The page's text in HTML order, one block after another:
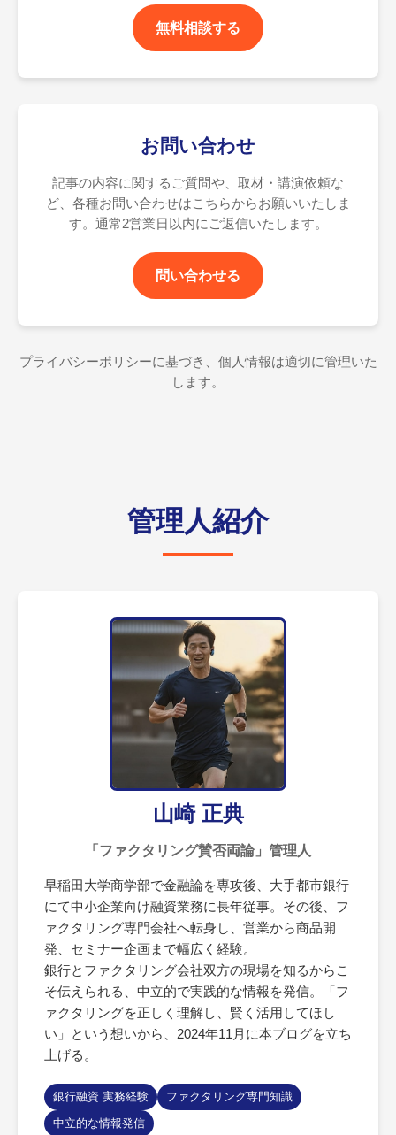
無料相談する
お問い合わせ
記事の内容に関するご質問や、取材・講演依頼な
ど、各種お問い合わせはこちらからお願いいたしま
す。通常2営業日以内にご返信いたします。
問い合わせる
プライバシーポリシーに基づき、個人情報は適切に管理いた
します。
管理人紹介
山崎 正典
「ファクタリング賛否両論」管理人
早稲田大学商学部で金融論を専攻後、大手都市銀行
にて中小企業向け融資業務に長年従事。その後、フ
ァクタリング専門会社へ転身し、営業から商品開
発、セミナー企画まで幅広く経験。
銀行とファクタリング会社双方の現場を知るからこ
そ伝えられる、中立的で実践的な情報を発信。「フ
ァクタリングを正しく理解し、賢く活用してほし
い」という想いから、2024年11月に本ブログを立ち
上げる。
銀行融資 実務経験
ファクタリング専門知識
中立的な情報発信